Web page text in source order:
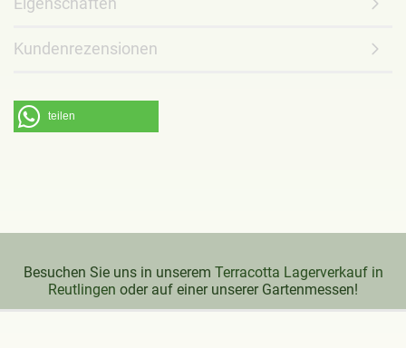
Kundenrezensionen
teilen
Besuchen Sie uns in unserem Terracotta Lagerverkauf in
Reutlingen oder auf einer unserer Gartenmessen!